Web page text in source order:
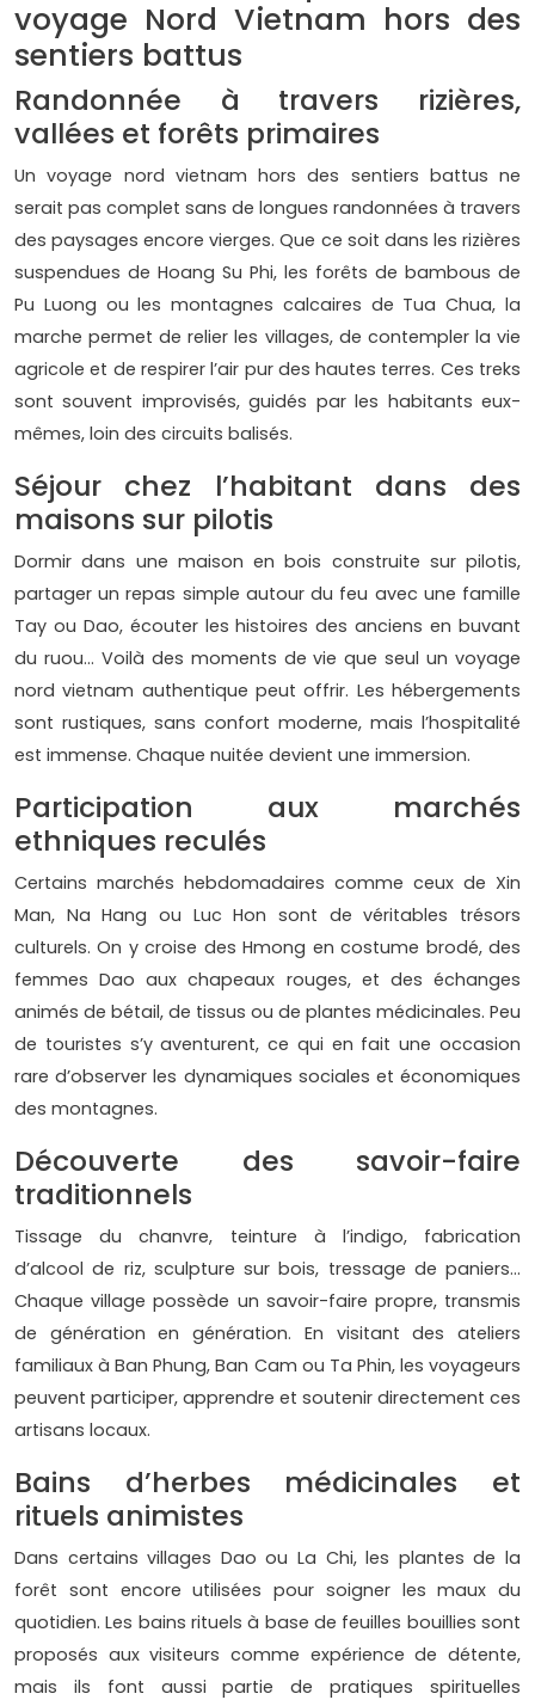
voyage Nord Vietnam hors des
sentiers battus
Randonnée à travers rizières,
vallées et forêts primaires
Un voyage nord vietnam hors des sentiers battus ne
serait pas complet sans de longues randonnées à travers
des paysages encore vierges. Que ce soit dans les rizières
suspendues de Hoang Su Phi, les forêts de bambous de
Pu Luong ou les montagnes calcaires de Tua Chua, la
marche permet de relier les villages, de contempler la vie
agricole et de respirer l’air pur des hautes terres. Ces treks
sont souvent improvisés, guidés par les habitants eux-
mêmes, loin des circuits balisés.
Séjour chez l’habitant dans des
maisons sur pilotis
Dormir dans une maison en bois construite sur pilotis,
partager un repas simple autour du feu avec une famille
Tay ou Dao, écouter les histoires des anciens en buvant
du ruou... Voilà des moments de vie que seul un voyage
nord vietnam authentique peut offrir. Les hébergements
sont rustiques, sans confort moderne, mais l’hospitalité
est immense. Chaque nuitée devient une immersion.
Participation aux marchés
ethniques reculés
Certains marchés hebdomadaires comme ceux de Xin
Man, Na Hang ou Luc Hon sont de véritables trésors
culturels. On y croise des Hmong en costume brodé, des
femmes Dao aux chapeaux rouges, et des échanges
animés de bétail, de tissus ou de plantes médicinales. Peu
de touristes s’y aventurent, ce qui en fait une occasion
rare d’observer les dynamiques sociales et économiques
des montagnes.
Découverte des savoir-faire
traditionnels
Tissage du chanvre, teinture à l’indigo, fabrication
d’alcool de riz, sculpture sur bois, tressage de paniers…
Chaque village possède un savoir-faire propre, transmis
de génération en génération. En visitant des ateliers
familiaux à Ban Phung, Ban Cam ou Ta Phin, les voyageurs
peuvent participer, apprendre et soutenir directement ces
artisans locaux.
Bains d’herbes médicinales et
rituels animistes
Dans certains villages Dao ou La Chi, les plantes de la
forêt sont encore utilisées pour soigner les maux du
quotidien. Les bains rituels à base de feuilles bouillies sont
proposés aux visiteurs comme expérience de détente,
mais ils font aussi partie de pratiques spirituelles